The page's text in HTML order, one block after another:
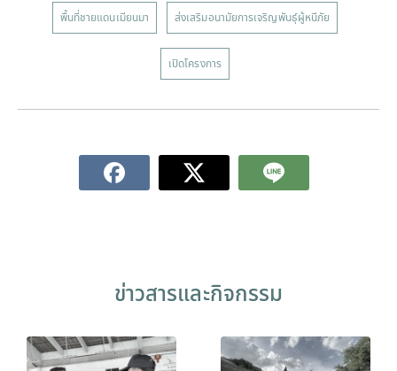
พื้นที่ชายแดนเมียนมา ส่งเสริมอนามัยการเจริญพันธุ์ผู้หนีภัย
เปิดโครงการ
ข่าวสารและกิจกรรม